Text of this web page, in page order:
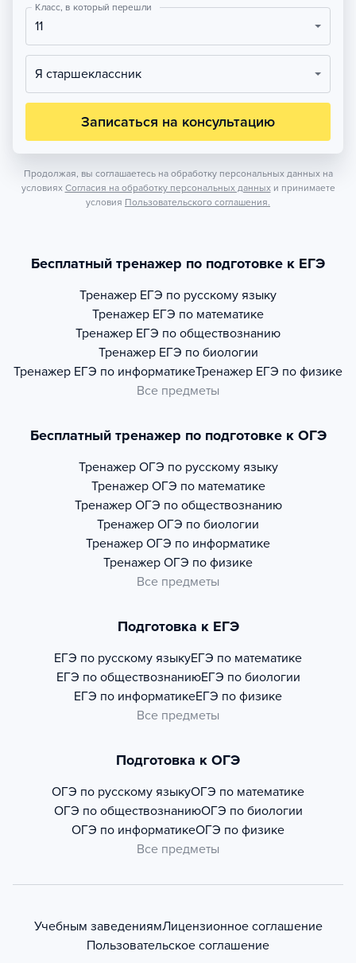
Класс, в который перешли
11
Я старшеклассник
Записаться на консультацию
Продолжая, вы соглашаетесь на обработку персональных данных на
условиях Согласия на обработку персональных данных и принимаете
условия Пользовательского соглашения.
Бесплатный тренажер по подготовке к ЕГЭ
Тренажер ЕГЭ по русскому языку
Тренажер ЕГЭ по математике
Тренажер ЕГЭ по обществознанию
Тренажер ЕГЭ по биологии
Тренажер ЕГЭ по информатикеТренажер ЕГЭ по физике
Все предметы
Бесплатный тренажер по подготовке к ОГЭ
Тренажер ОГЭ по русскому языку
Тренажер ОГЭ по математике
Тренажер ОГЭ по обществознанию
Тренажер ОГЭ по биологии
Тренажер ОГЭ по информатике
Тренажер ОГЭ по физике
Все предметы
Подготовка к ЕГЭ
ЕГЭ по русскому языкуЕГЭ по математике
ЕГЭ по обществознаниюЕГЭ по биологии
ЕГЭ по информатикеЕГЭ по физике
Все предметы
Подготовка к ОГЭ
ОГЭ по русскому языкуОГЭ по математике
ОГЭ по обществознаниюОГЭ по биологии
ОГЭ по информатикеОГЭ по физике
Все предметы
Учебным заведениямЛицензионное соглашение
Пользовательское соглашение